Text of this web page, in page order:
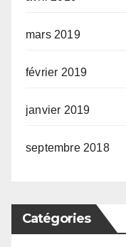
mars 2019
février 2019
janvier 2019
septembre 2018
Catégories